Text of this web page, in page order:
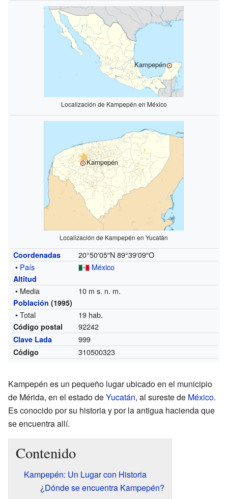
Kampepén
Localización de Kampepén en México
Kampepén
Localización de Kampepén en Yucatán
Coordenadas 20°50′05″N 89°39′09″O
• País México
Altitud
• Media 10 m s. n. m.
Población (1995)
• Total 19 hab.
Código postal 92242
Clave Lada 999
Código 310500323
Kampepén es un pequeño lugar ubicado en el municipio
de Mérida, en el estado deYucatán, al sureste de México.
Es conocido por su historia y por la antigua hacienda que
se encuentra allí.
Contenido
Kampepén: Un Lugar con Historia
¿Dónde se encuentra Kampepén?